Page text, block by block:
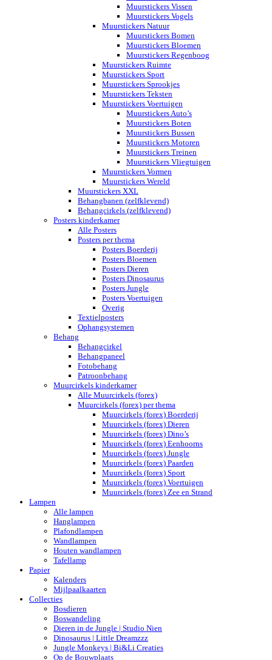
Muurstickers Vissen
Muurstickers Vogels
Muurstickers Natuur
Muurstickers Bomen
Muurstickers Bloemen
Muurstickers Regenboog
Muurstickers Ruimte
Muurstickers Sport
Muurstickers Sprookjes
Muurstickers Teksten
Muurstickers Voertuigen
Muurstickers Auto’s
Muurstickers Boten
Muurstickers Bussen
Muurstickers Motoren
Muurstickers Treinen
Muurstickers Vliegtuigen
Muurstickers Vormen
Muurstickers Wereld
Muurstickers XXL
Behangbanen (zelfklevend)
Behangcirkels (zelfklevend)
Posters kinderkamer
Alle Posters
Posters per thema
Posters Boerderij
Posters Bloemen
Posters Dieren
Posters Dinosaurus
Posters Jungle
Posters Voertuigen
Overig
Textielposters
Ophangsystemen
Behang
Behangcirkel
Behangpaneel
Fotobehang
Patroonbehang
Muurcirkels kinderkamer
Alle Muurcirkels (forex)
Muurcirkels (forex) per thema
Muurcirkels (forex) Boerderij
Muurcirkels (forex) Dieren
Muurcirkels (forex) Dino’s
Muurcirkels (forex) Eenhoorns
Muurcirkels (forex) Jungle
Muurcirkels (forex) Paarden
Muurcirkels (forex) Sport
Muurcirkels (forex) Voertuigen
Muurcirkels (forex) Zee en Strand
Lampen
Alle lampen
Hanglampen
Plafondlampen
Wandlampen
Houten wandlampen
Tafellamp
Papier
Kalenders
Mijlpaalkaarten
Collecties
Bosdieren
Boswandeling
Dieren in de Jungle | Studio Nien
Dinosaurus | Little Dreamzzz
Jungle Monkeys | Bi&Li Creaties
Op de Bouwplaats